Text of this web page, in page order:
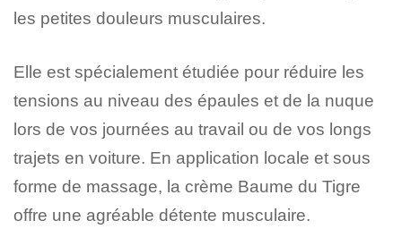
les petites douleurs musculaires.
Elle est spécialement étudiée pour réduire les
tensions au niveau des épaules et de la nuque
lors de vos journées au travail ou de vos longs
trajets en voiture. En application locale et sous
forme de massage, la crème Baume du Tigre
offre une agréable détente musculaire.